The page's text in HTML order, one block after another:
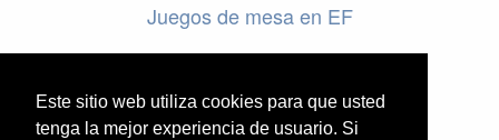
Este sitio web utiliza cookies para que usted
tenga la mejor experiencia de usuario. Si
Juegos de mesa en EF
Programar en EF
Cursos online de educación física